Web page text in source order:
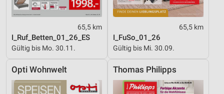
65,5 km
I_Ruf_Betten_01_26_ES
Gültig bis Mo. 30.11.
65,5 km
I_FuSo_01_26
Gültig bis Mi. 30.09.
Opti Wohnwelt Thomas Philipps